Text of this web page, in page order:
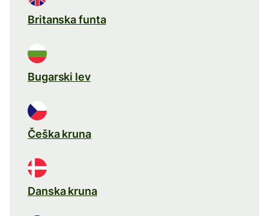
Britanska funta
Bugarski lev
Češka kruna
Danska kruna